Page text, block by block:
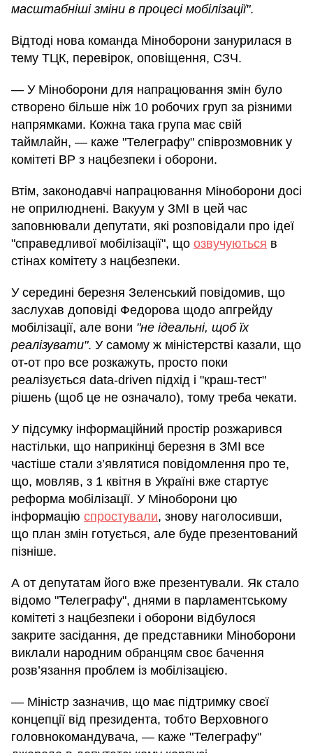
масштабніші зміни в процесі мобілізації".
Відтоді нова команда Міноборони занурилася в
тему ТЦК, перевірок, оповіщення, СЗЧ.
— У Міноборони для напрацювання змін було
створено більше ніж 10 робочих груп за різними
напрямками. Кожна така група має свій
таймлайн, — каже "Телеграфу" співрозмовник у
комітеті ВР з нацбезпеки і оборони.
Втім, законодавчі напрацювання Міноборони досі
не оприлюднені. Вакуум у ЗМІ в цей час
заповнювали депутати, які розповідали про ідеї
"справедливої мобілізації", що озвучуються в
стінах комітету з нацбезпеки.
У середині березня Зеленський повідомив, що
заслухав доповіді Федорова щодо апгрейду
мобілізації, але вони "не ідеальні, щоб їх
реалізувати". У самому ж міністерстві казали, що
от-от про все розкажуть, просто поки
реалізується data-driven підхід і "краш-тест"
рішень (щоб це не означало), тому треба чекати.
У підсумку інформаційний простір розжарився
настільки, що наприкінці березня в ЗМІ все
частіше стали з’являтися повідомлення про те,
що, мовляв, з 1 квітня в Україні вже стартує
реформа мобілізації. У Міноборони цю
інформацію спростували, знову наголосивши,
що план змін готується, але буде презентований
пізніше.
А от депутатам його вже презентували. Як стало
відомо "Телеграфу", днями в парламентському
комітеті з нацбезпеки і оборони відбулося
закрите засідання, де представники Міноборони
виклали народним обранцям своє бачення
розв’язання проблем із мобілізацією.
— Міністр зазначив, що має підтримку своєї
концепції від президента, тобто Верховного
головнокомандувача, — каже "Телеграфу"